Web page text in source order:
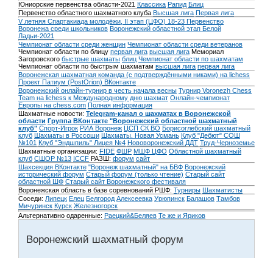
Юниорские первенства области-2021 Классика Рапид Блиц
Первенство областного шахматного клуба Высшая лига Первая лига
V летняя Спартакиада молодёжи, II этап (ЦФО) 18-23 Первенство
Воронежа среди школьников Воронежский областной этап Белой
Ладьи-2021
Чемпионат области среди женщин Чемпионат области среди ветеранов
Чемпионат области по блицу первая лига высшая лига Мемориал
Загоровского быстрые шахматы блиц Чемпионат области по шахматам
Чемпионат области по быстрым шахматам высшая лига первая лига
Воронежская шахматная команда (с подтверждёнными никами) на lichess
Проект Патиум (PostOrion) ВКонтакте
Воронежский онлайн-турнир в честь начала весны Турнир Voronezh Chess
Team на lichess к Международному дню шахмат Онлайн-чемпионат
Европы на chess.com Полная информация
Шахматные новости: Telegram-канал о шахматах в Воронежской
области Группа ВКонтакте "Воронежский областной шахматный
клуб" Спорт-Игрок РИА Воронеж ЦСП СК ВО Борисоглебский шахматный
клуб Шахматы в Россоши Шахматы. Новая Усмань Клуб "Дебют" СОШ
№101 Клуб "Эндшпиль" Лицея №4 Нововоронежский ДДТ Труд-Черноземье
Шахматные организации: FIDE ФШР МШФ ЦФО Областной шахматный
клуб СШОР №13 ICCF РАЗШ: форум сайт
Шахсекция ВКонтакте "Воронеж шахматный" на БВФ Воронежский
исторический форум Cтарый форум (только чтение) Старый сайт
областной ШФ Старый сайт Воронежского фестиваля
Воронежская область в базе соревнований РШФ: Турниры Шахматисты
Соседи: Липецк Елец Белгород Алексеевка Урюпинск Балашов Тамбов
Мичуринск Курск Железногорск
Альтернативно одаренные: Раецкий&Беляев Те же и Яриков
Воронежский шахматный форум